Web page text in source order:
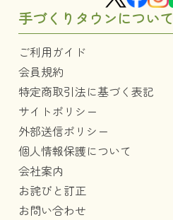
手づくりタウンについて
ご利用ガイド
会員規約
特定商取引法に基づく表記
サイトポリシー
外部送信ポリシー
個人情報保護について
会社案内
お詫びと訂正
お問い合わせ